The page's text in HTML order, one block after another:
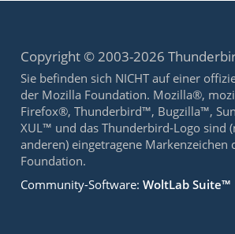
Copyright © 2003-2026
Sie befinden sich NICHT auf einer
der Mozilla Foundation. Mozilla®,
Firefox®, Thunderbird™, Bugzilla™,
XUL™ und das Thunderbird-Logo sind
anderen) eingetragene Markenzeichen
Foundation.
Community-Software:WoltLab Suite™